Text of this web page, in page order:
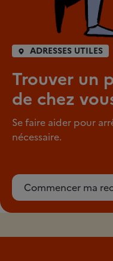
ADRESSES UTILES
Trouver un
de chez
Se faire aider pour
nécessaire.
Commencer ma